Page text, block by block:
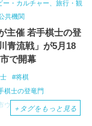
ー・カルチャー、旅行・観
共機関
主催 若手棋士の登
青流戦」が5月18
で開幕
将棋
棋士の登竜門
ウェルネス協会
＋ タグをもっと見る